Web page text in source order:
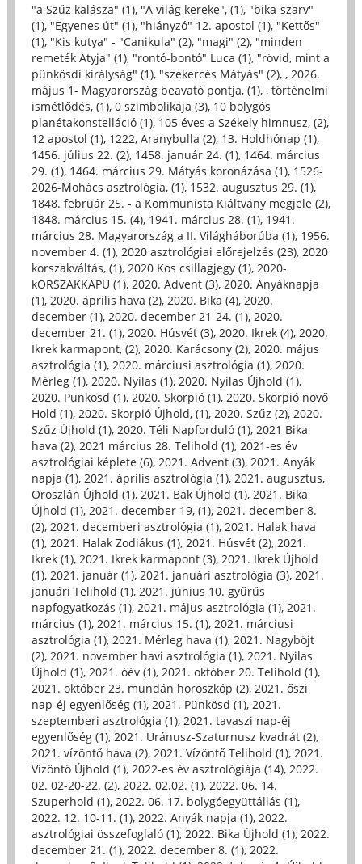
"a Szűz kalásza" (1), "A világ kereke", (1), "bika-szarv"
(1), "Egyenes út" (1), "hiányzó" 12. apostol (1), "Kettős"
(1), "Kis kutya" - "Canikula" (2), "magi" (2), "minden
remeték Atyja" (1), "rontó-bontó" Luca (1), "rövid, mint a
pünkösdi királyság" (1), "szekercés Mátyás" (2), , 2026.
május 1- Magyarország beavató pontja, (1), , történelmi
ismétlődés, (1), 0 szimbolikája (3), 10 bolygós
planétakonstelláció (1), 105 éves a Székely himnusz, (2),
12 apostol (1), 1222, Aranybulla (2), 13. Holdhónap (1),
1456. július 22. (2), 1458. január 24. (1), 1464. március
29. (1), 1464. március 29. Mátyás koronázása (1), 1526-
2026-Mohács asztrológia, (1), 1532. augusztus 29. (1),
1848. február 25. - a Kommunista Kiáltvány megjele (2),
1848. március 15. (4), 1941. március 28. (1), 1941.
március 28. Magyarország a II. Világháborúba (1), 1956.
november 4. (1), 2020 asztrológiai előrejelzés (23), 2020
korszakváltás, (1), 2020 Kos csillagjegy (1), 2020-
kORSZAKKAPU (1), 2020. Advent (3), 2020. Anyáknapja
(1), 2020. április hava (2), 2020. Bika (4), 2020.
december (1), 2020. december 21-24. (1), 2020.
december 21. (1), 2020. Húsvét (3), 2020. Ikrek (4), 2020.
Ikrek karmapont, (2), 2020. Karácsony (2), 2020. május
asztrológia (1), 2020. márciusi asztrológia (1), 2020.
Mérleg (1), 2020. Nyilas (1), 2020. Nyilas Újhold (1),
2020. Pünkösd (1), 2020. Skorpió (1), 2020. Skorpió növő
Hold (1), 2020. Skorpió Újhold, (1), 2020. Szűz (2), 2020.
Szűz Újhold (1), 2020. Téli Napforduló (1), 2021 Bika
hava (2), 2021 március 28. Telihold (1), 2021-es év
asztrológiai képlete (6), 2021. Advent (3), 2021. Anyák
napja (1), 2021. április asztrológia (1), 2021. augusztus,
Oroszlán Újhold (1), 2021. Bak Újhold (1), 2021. Bika
Újhold (1), 2021. december 19, (1), 2021. december 8.
(2), 2021. decemberi asztrológia (1), 2021. Halak hava
(1), 2021. Halak Zodiákus (1), 2021. Húsvét (2), 2021.
Ikrek (1), 2021. Ikrek karmapont (3), 2021. Ikrek Újhold
(1), 2021. január (1), 2021. januári asztrológia (3), 2021.
januári Telihold (1), 2021. június 10. gyűrűs
napfogyatkozás (1), 2021. május asztrológia (1), 2021.
március (1), 2021. március 15. (1), 2021. márciusi
asztrológia (1), 2021. Mérleg hava (1), 2021. Nagyböjt
(2), 2021. november havi asztrológia (1), 2021. Nyilas
Újhold (1), 2021. óév (1), 2021. október 20. Telihold (1),
2021. október 23. mundán horoszkóp (2), 2021. őszi
nap-éj egyenlőség (1), 2021. Pünkösd (1), 2021.
szeptemberi asztrológia (1), 2021. tavaszi nap-éj
egyenlőség (1), 2021. Uránusz-Szaturnusz kvadrát (2),
2021. vízöntő hava (2), 2021. Vízöntő Telihold (1), 2021.
Vízöntő Újhold (1), 2022-es év asztrológiája (14), 2022.
02. 02-20-22. (2), 2022. 02.02. (1), 2022. 06. 14.
Szuperhold (1), 2022. 06. 17. bolygóegyüttállás (1),
2022. 12. 10-11. (1), 2022. Anyák napja (1), 2022.
asztrológiai összefoglaló (1), 2022. Bika Újhold (1), 2022.
december 21. (1), 2022. december 8. (1), 2022.